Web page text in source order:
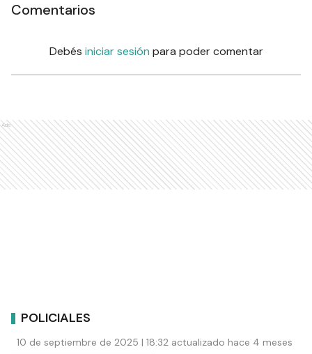
Comentarios
Debés iniciar sesión para poder comentar
Ads
POLICIALES
10 de septiembre de 2025 | 18:32 actualizado hace 4 meses